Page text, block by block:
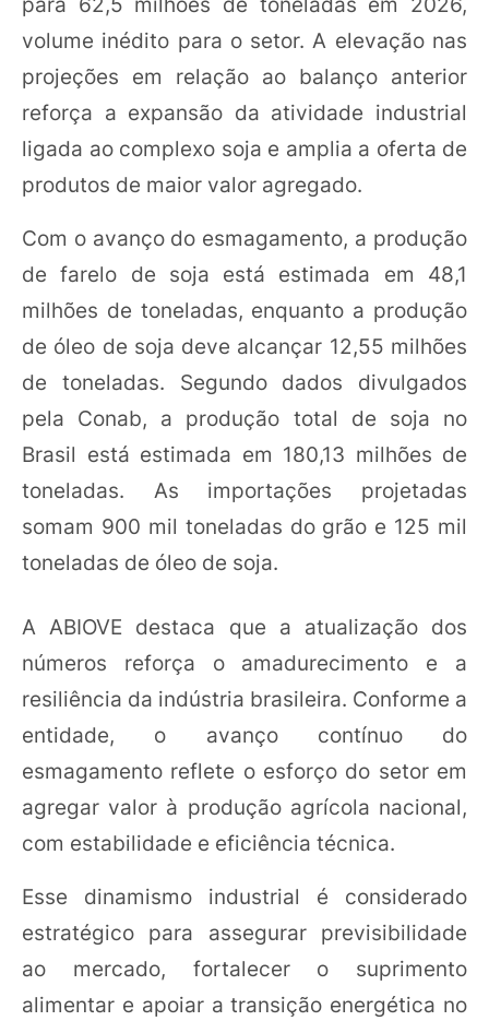
volume inédito para o setor. A elevação nas
projeções em relação ao balanço anterior
reforça a expansão da atividade industrial
ligada ao complexo soja e amplia a oferta de
produtos de maior valor agregado.
Com o avanço do esmagamento, a produção
de farelo de soja está estimada em 48,1
milhões de toneladas, enquanto a produção
de óleo de soja deve alcançar 12,55 milhões
de toneladas. Segundo dados divulgados
pela Conab, a produção total de soja no
Brasil está estimada em 180,13 milhões de
toneladas. As importações projetadas
somam 900 mil toneladas do grão e 125 mil
toneladas de óleo de soja.
A ABIOVE destaca que a atualização dos
números reforça o amadurecimento e a
resiliência da indústria brasileira. Conforme a
entidade, o avanço contínuo do
esmagamento reflete o esforço do setor em
agregar valor à produção agrícola nacional,
com estabilidade e eficiência técnica.
Esse dinamismo industrial é considerado
estratégico para assegurar previsibilidade
ao mercado, fortalecer o suprimento
alimentar e apoiar a transição energética no